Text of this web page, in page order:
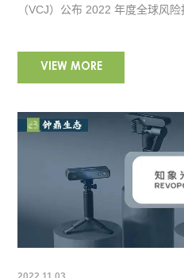
（VCJ）公布 2022 年度全球风
VIEW MORE